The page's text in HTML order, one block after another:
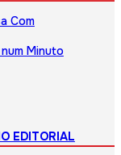
Com
Minuto
EDITORIAL